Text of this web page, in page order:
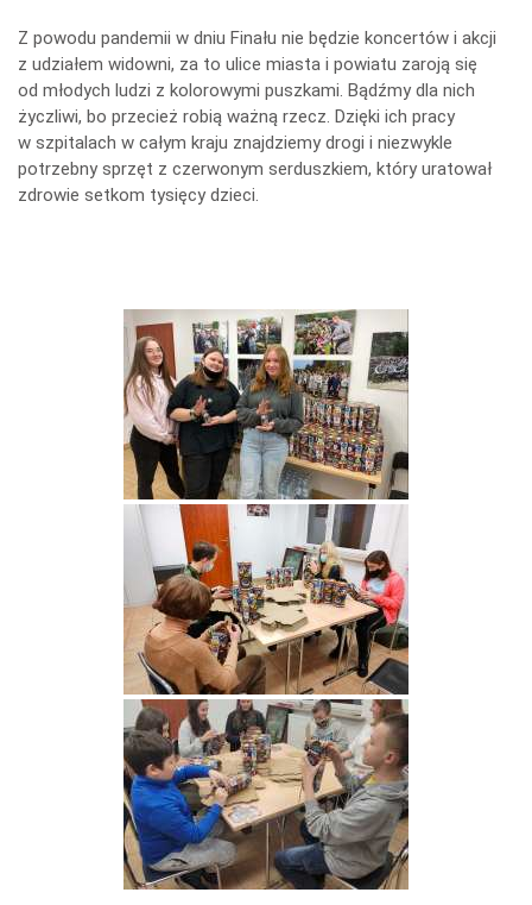
Z powodu pandemii w dniu Finału nie będzie koncertów i akcji
z udziałem widowni, za to ulice miasta i powiatu zaroją się
od młodych ludzi z kolorowymi puszkami. Bądźmy dla nich
życzliwi, bo przecież robią ważną rzecz. Dzięki ich pracy
w szpitalach w całym kraju znajdziemy drogi i niezwykle
potrzebny sprzęt z czerwonym serduszkiem, który uratował
zdrowie setkom tysięcy dzieci.